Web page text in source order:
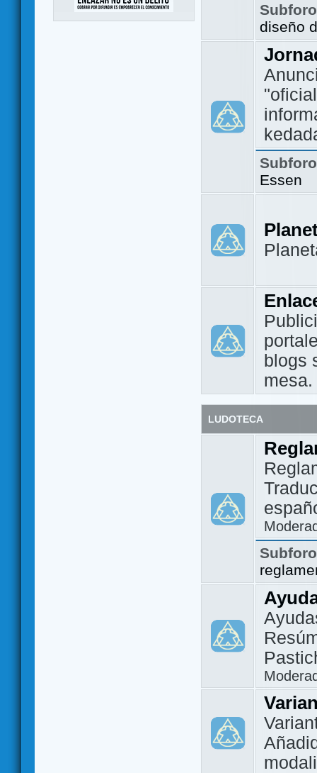
diseño
Essen
blogs
mesa.
LUDOTECA